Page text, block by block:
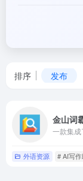
排序 发布
标
签
为
金山词
一款集
外语资源 # AI写